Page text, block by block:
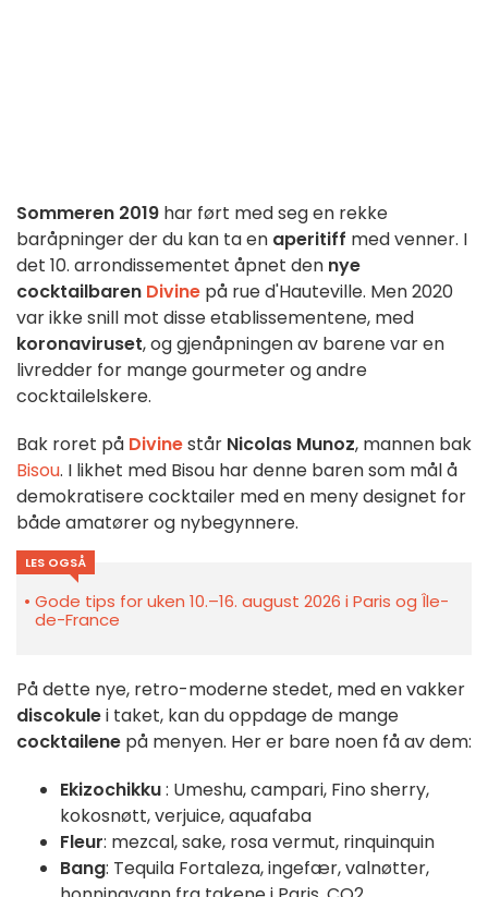
Sommeren 2019 har ført med seg en rekke
baråpninger der du kan ta en aperitiff med venner. I
det 10. arrondissementet åpnet den nye
cocktailbaren Divine på rue d'Hauteville. Men 2020
var ikke snill mot disse etablissementene, med
koronaviruset, og gjenåpningen av barene var en
livredder for mange gourmeter og andre
cocktailelskere.
Bak roret på Divinestår Nicolas Munoz, mannen bak
Bisou. I likhet med Bisou har denne baren som mål å
demokratisere cocktailer med en meny designet for
både amatører og nybegynnere.
LES OGSÅ
Gode tips for uken 10.–16. august 2026 i Paris og Île-
de-France
På dette nye, retro-moderne stedet, med en vakker
discokulei taket, kan du oppdage de mange
cocktailene på menyen. Her er bare noen få av dem:
Ekizochikku: Umeshu, campari, Fino sherry,
kokosnøtt, verjuice, aquafaba
Fleur: mezcal, sake, rosa vermut, rinquinquin
Bang: Tequila Fortaleza, ingefær, valnøtter,